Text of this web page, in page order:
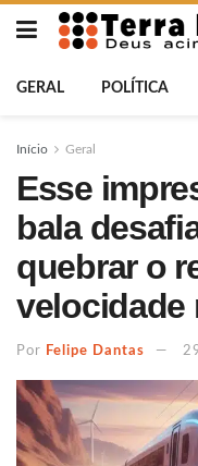
GERAL POLÍTICA
Início Geral
Esse
bala
quebrar o
velocidade
Por Felipe Dantas